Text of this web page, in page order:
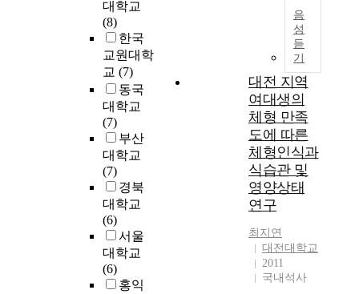
대학교
(8)
한국
교원대학
교 (7)
동국
대학교
(7)
부산
대학교
(7)
경북
대학교
(6)
서울
대학교
(6)
홍익
음
성
듣
기
대전 지역
여대생의
체형 만족
도에 따른
체형인식과
식습관 및
영양상태
연구
최지연
대전대학교
2011
국내석사